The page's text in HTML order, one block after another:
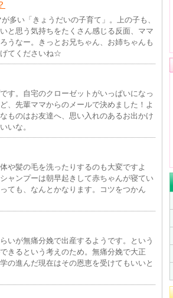
多い「きょうだいの子育て」。上の子も、
と思う気持ちをたくさん感じる反面、ママ
うなー。きっとお兄ちゃん、お姉ちゃんも
てくださいね☆
す。自宅のクローゼットがいっぱいになっ
、先輩ママからのメールで決めました！よ
ものはお友達へ、思い入れのあるお出かけ
いな。
や髪の毛を洗ったりするのも大変ですよ
ャンプーは朝早起きして赤ちゃんが寝てい
ても、なんとかなります。コツをつかん
いが無痛分娩で出産するようです。という
きるという考えのため。無痛分娩で大正
の進んだ現在はその恩恵を受けてもいいと